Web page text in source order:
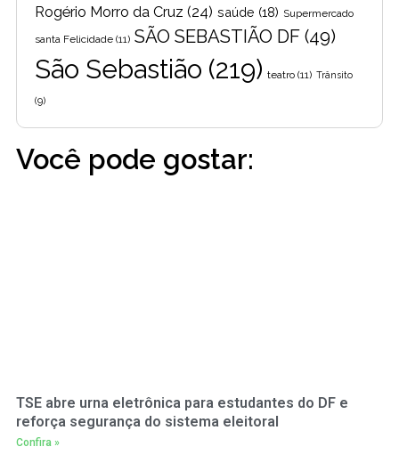
Rogério Morro da Cruz (24) saúde (18) Supermercado
santa Felicidade (11) SÃO SEBASTIÃO DF (49)
São Sebastião (219) teatro (11) Trânsito
(9)
Você pode gostar:
TSE abre urna eletrônica para estudantes do DF e
reforça segurança do sistema eleitoral
Confira »